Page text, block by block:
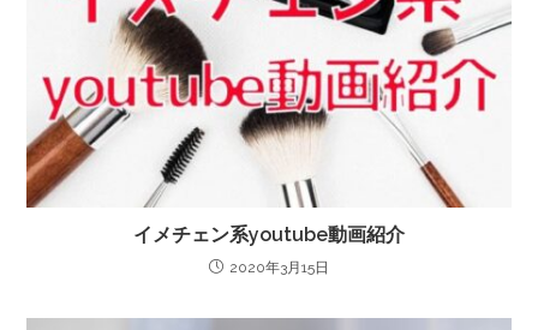
イメチェン系youtube動画紹介
2020年3月15日